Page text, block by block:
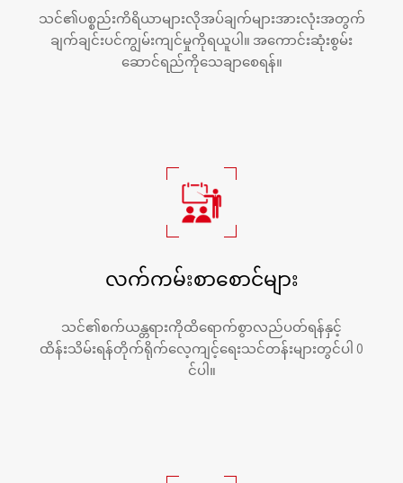
သင်၏ပစ္စည်းကိရိယာများလိုအပ်ချက်များအားလုံးအတွက်
ချက်ချင်းပင်ကျွမ်းကျင်မှုကိုရယူပါ။ အကောင်းဆုံးစွမ်း
ဆောင်ရည်ကိုသေချာစေရန်။
လက်ကမ်းစာစောင်များ
သင်၏စက်ယန္တရားကိုထိရောက်စွာလည်ပတ်ရန်နှင့်
ထိန်းသိမ်းရန်တိုက်ရိုက်လေ့ကျင့်ရေးသင်တန်းများတွင်ပါ 0
င်ပါ။